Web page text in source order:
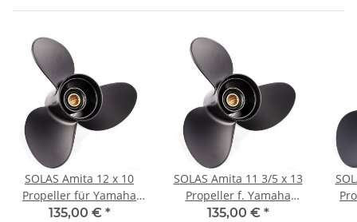
SOLAS Amita 12 x 10
Propeller für Yamaha
Honda 40-60PS 3-
135,00 € *
SOLAS Amita 11 3/5 x 13
Propeller f. Yamaha
Honda 40-60PS 3-
135,00 € *